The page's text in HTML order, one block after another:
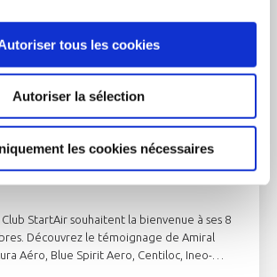
tous les cookies
Autoriser la sélection
les cookies nécessaires
UNE 7 novembre 2022
et accueille 8 nouvelles
Club StartAir souhaitent la bienvenue à ses 8
Découvrez le témoignage de Amiral
Aéro, Blue Spirit Aero, Centiloc, Ineo-